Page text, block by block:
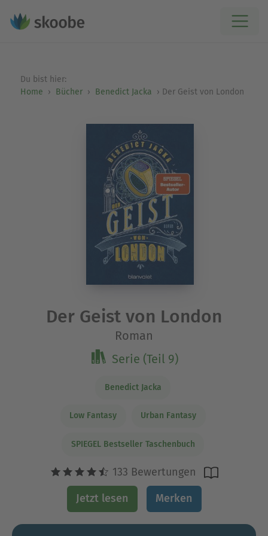
Du bist hier:
Home
Bücher Benedict Jacka Der Geist von London
Der Geist von London
Roman
Serie (Teil 9)
Benedict Jacka
Low Fantasy Urban Fantasy
SPIEGEL Bestseller Taschenbuch
133 Bewertungen
Jetzt lesen Merken